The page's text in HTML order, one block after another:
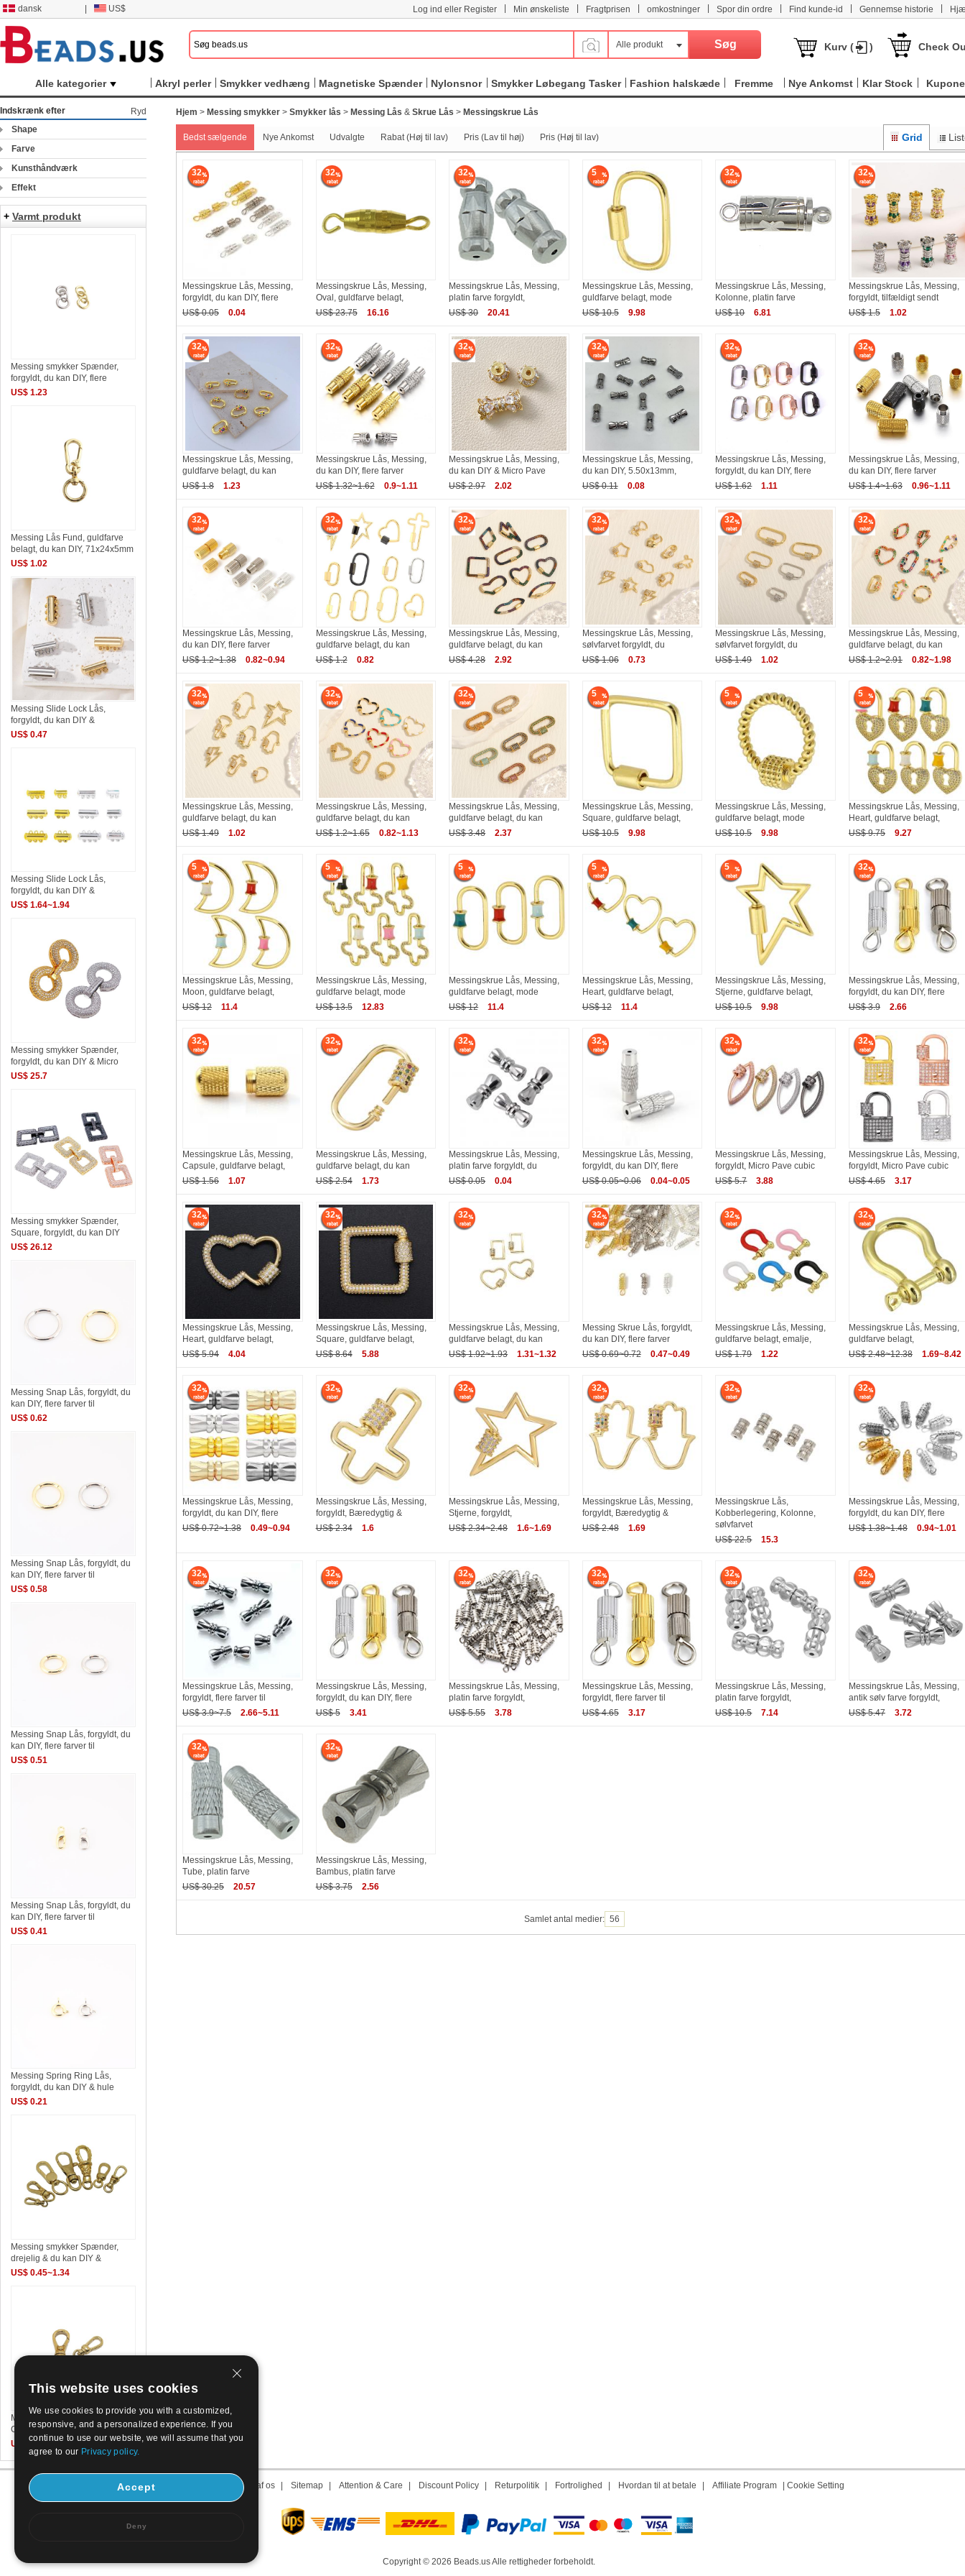
dansk US$ Log ind eller Register Min ønskeliste Fragtprisen omkostninger Spor din ordre Find kunde-id Gennemse historie
Alle produkt Kurv ( ) Check
Alle kategorier Akryl perler Smykker vedhæng Magnetiske Spænder Nylonsnor Smykker Løbegang Tasker Fashion halskæde Fremme Nye Ankomst Klar Stock
Hjem > Messing smykker> Smykker lås > Messing Lås & Skrue Lås > Messingskrue Lås
Bedst sælgende Nye Ankomst Udvalgte Rabat (Høj til lav) Pris (Lav til høj) Pris (Høj til lav) Grid
32
Messingskrue Lås, Messing,
forgyldt, du kan DIY, flere
US$ 0.05
0.04
32
Messingskrue Lås, Messing,
Oval, guldfarve belagt,
US$ 23.75
16.16
32
Messingskrue Lås, Messing,
platin farve forgyldt,
US$ 30
20.41
5
Messingskrue Lås, Messing,
guldfarve belagt, mode
US$ 10.5
9.98
32
Messingskrue Lås, Messing,
Kolonne, platin farve
US$ 10
6.81
32
Messingskrue Lås, Messing,
forgyldt, tilfældigt sendt
US$ 1.5
1.02
32
Messingskrue Lås, Messing,
guldfarve belagt, du kan
US$ 1.8
1.23
32
Messingskrue Lås, Messing,
du kan DIY, flere farver
US$ 1.32~1.62
0.9~1.11
32
Messingskrue Lås, Messing,
du kan DIY & Micro Pave
US$ 2.97
2.02
32
Messingskrue Lås, Messing,
du kan DIY, 5.50x13mm,
US$ 0.11
0.08
32
Messingskrue Lås, Messing,
forgyldt, du kan DIY, flere
US$ 1.62
1.11
32
Messingskrue Lås, Messing,
du kan DIY, flere farver
US$ 1.4~1.63
0.96~1.11
32
Messingskrue Lås, Messing,
du kan DIY, flere farver
US$ 1.2~1.38
0.82~0.94
32
Messingskrue Lås, Messing,
guldfarve belagt, du kan
US$ 1.2
0.82
32
Messingskrue Lås, Messing,
guldfarve belagt, du kan
US$ 4.28
2.92
32
Messingskrue Lås, Messing,
sølvfarvet forgyldt, du
US$ 1.06
0.73
32
Messingskrue Lås, Messing,
sølvfarvet forgyldt, du
US$ 1.49
1.02
32
Messingskrue Lås, Messing,
guldfarve belagt, du kan
US$ 1.2~2.91
0.82~1.98
32
Messingskrue Lås, Messing,
guldfarve belagt, du kan
US$ 1.49
1.02
32
Messingskrue Lås, Messing,
guldfarve belagt, du kan
US$ 1.2~1.65
0.82~1.13
32
Messingskrue Lås, Messing,
guldfarve belagt, du kan
US$ 3.48
2.37
5
Messingskrue Lås, Messing,
Square, guldfarve belagt,
US$ 10.5
9.98
5
Messingskrue Lås, Messing,
guldfarve belagt, mode
US$ 10.5
9.98
5
Messingskrue Lås, Messing,
Heart, guldfarve belagt,
US$ 9.75
9.27
5
Messingskrue Lås, Messing,
Moon, guldfarve belagt,
US$ 12
11.4
5
Messingskrue Lås, Messing,
guldfarve belagt, mode
US$ 13.5
12.83
5
Messingskrue Lås, Messing,
guldfarve belagt, mode
US$ 12
11.4
5
Messingskrue Lås, Messing,
Heart, guldfarve belagt,
US$ 12
11.4
5
Messingskrue Lås, Messing,
Stjerne, guldfarve belagt,
US$ 10.5
9.98
32
Messingskrue Lås, Messing,
forgyldt, du kan DIY, flere
US$ 3.9
2.66
32
Messingskrue Lås, Messing,
Capsule, guldfarve belagt,
US$ 1.56
1.07
32
Messingskrue Lås, Messing,
guldfarve belagt, du kan
US$ 2.54
1.73
32
Messingskrue Lås, Messing,
platin farve forgyldt, du
US$ 0.05
0.04
32
Messingskrue Lås, Messing,
forgyldt, du kan DIY, flere
US$ 0.05~0.06
0.04~0.05
32
Messingskrue Lås, Messing,
forgyldt, Micro Pave cubic
US$ 5.7
3.88
32
Messingskrue Lås, Messing,
forgyldt, Micro Pave cubic
US$ 4.65
3.17
32
Messingskrue Lås, Messing,
Heart, guldfarve belagt,
US$ 5.94
4.04
32
Messingskrue Lås, Messing,
Square, guldfarve belagt,
US$ 8.64
5.88
32
Messingskrue Lås, Messing,
guldfarve belagt, du kan
US$ 1.92~1.93
1.31~1.32
32
Messing Skrue Lås, forgyldt,
du kan DIY, flere farver
US$ 0.69~0.72
0.47~0.49
32
Messingskrue Lås, Messing,
guldfarve belagt, emalje,
US$ 1.79
1.22
32
Messingskrue Lås, Messing,
guldfarve belagt,
US$ 2.48~12.38
1.69~8.42
32
Messingskrue Lås, Messing,
forgyldt, du kan DIY, flere
US$ 0.72~1.38
0.49~0.94
32
Messingskrue Lås, Messing,
forgyldt, Bæredygtig &
US$ 2.34
1.6
32
Messingskrue Lås, Messing,
Stjerne, forgyldt,
US$ 2.34~2.48
1.6~1.69
32
Messingskrue Lås, Messing,
forgyldt, Bæredygtig &
US$ 2.48
1.69
32
Messingskrue Lås,
Kobberlegering, Kolonne,
sølvfarvet
US$ 22.5
15.3
32
Messingskrue Lås, Messing,
forgyldt, du kan DIY, flere
US$ 1.38~1.48
0.94~1.01
32
Messingskrue Lås, Messing,
forgyldt, flere farver til
US$ 3.9~7.5
2.66~5.11
32
Messingskrue Lås, Messing,
forgyldt, du kan DIY, flere
US$ 5
3.41
32
Messingskrue Lås, Messing,
platin farve forgyldt,
US$ 5.55
3.78
32
Messingskrue Lås, Messing,
forgyldt, flere farver til
US$ 4.65
3.17
32
Messingskrue Lås, Messing,
platin farve forgyldt,
US$ 10.5
7.14
32
Messingskrue Lås, Messing,
antik sølv farve forgyldt,
US$ 5.47
3.72
32
Messingskrue Lås, Messing,
Tube, platin farve
US$ 30.25
20.57
32
Messingskrue Lås, Messing,
Bambus, platin farve
US$ 3.75
2.56
Samlet antal medier: 56
Indskrænk efter
Ryd
Shape
Farve
Kunsthåndværk
Effekt
+ Varmt produkt
Messing smykker Spænder,
forgyldt, du kan DIY, flere
US$ 1.23
Messing Lås Fund, guldfarve
belagt, du kan DIY, 71x24x5mm
US$ 1.02
Messing Slide Lock Lås,
forgyldt, du kan DIY &
US$ 0.47
Messing Slide Lock Lås,
forgyldt, du kan DIY &
US$ 1.64~1.94
Messing smykker Spænder,
forgyldt, du kan DIY & Micro
US$ 25.7
Messing smykker Spænder,
Square, forgyldt, du kan DIY
US$ 26.12
Messing Snap Lås, forgyldt, du
kan DIY, flere farver til
US$ 0.62
Messing Snap Lås, forgyldt, du
kan DIY, flere farver til
US$ 0.58
Messing Snap Lås, forgyldt, du
kan DIY, flere farver til
US$ 0.51
Messing Snap Lås, forgyldt, du
kan DIY, flere farver til
US$ 0.41
Messing Spring Ring Lås,
forgyldt, du kan DIY & hule
US$ 0.21
Messing smykker Spænder,
drejelig & du kan DIY &
US$ 0.45~1.34
Messing Lobster Claw Cord
Clasp, du kan DIY & maskine
US$ 0.41~0.66
Om os Term af os Sitemap Attention & Care Discount Policy Returpolitik Fortrolighed Hvordan til at betale Affiliate Program Cookie Setting
Copyright © 2026 Beads.us Alle rettigheder forbeholdt.
This website uses cookies
We use cookies to provide you with a customized,
responsive, and a personalized experience. If you
continue to use our website, we will assume that you
agree to our Privacy policy.
Accept
Deny